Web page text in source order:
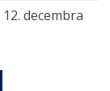
12. decembra